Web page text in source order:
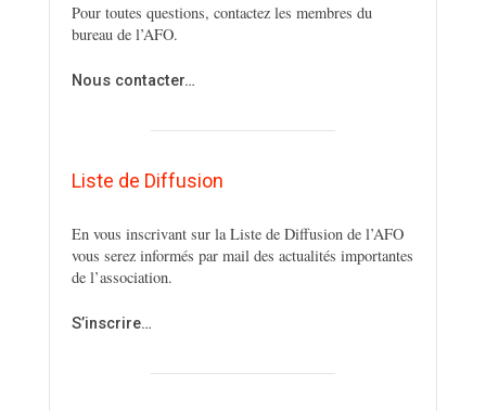
Pour toutes questions, contactez les membres du
bureau de l’AFO.
Nous contacter…
Liste de Diffusion
En vous inscrivant sur la Liste de Diffusion de l’AFO
vous serez informés par mail des actualités importantes
de l’association.
S’inscrire…